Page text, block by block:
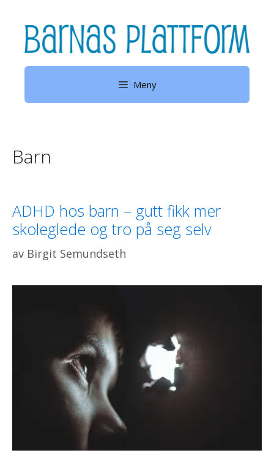
innhold
Meny
Barn
ADHD hos barn – gutt fikk mer
skoleglede og tro på seg selv
av Birgit Semundseth